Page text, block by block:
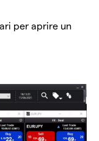
per aprire un